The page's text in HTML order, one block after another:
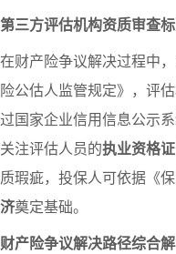
第三方评估机构资质审查
在财产险争议解决过程中
险公估人监管规定》，评
过国家企业信用信息公示
关注评估人员的执业资格
质瑕疵，投保人可依据《
济奠定基础。
财产险争议解决路径综合